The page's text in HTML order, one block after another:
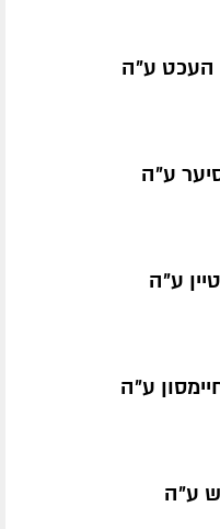
ע״ה
ע״ה
ע״ה
ע״ה
ע״ה